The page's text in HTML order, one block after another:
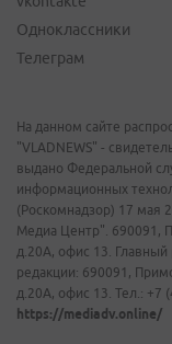
Одноклассники
Телеграм
На данном сайте
"VLADNEWS" -
выдано Федеральной
информационных
(Роскомнадзор) 17 мая
Медиа Центр". 690091,
д.20А, офис 13.
редакции: 690091,
д.20А, офис 13. Тел.: +7
https://mediadv.online/